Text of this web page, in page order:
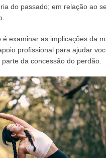
do passado; em relação ao
é examinar as implicações da
profissional para ajudar
da concessão do perdão.